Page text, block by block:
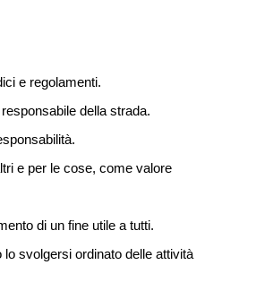
e regolamenti.
della strada.
e per le cose, come valore
di un fine utile a tutti.
svolgersi ordinato delle attività